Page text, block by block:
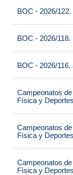
BOC - 2026/
BOC - 2026/
BOC - 2026/
Campeonatos
Física y
Campeonatos
Física y
Campeonatos
Física y